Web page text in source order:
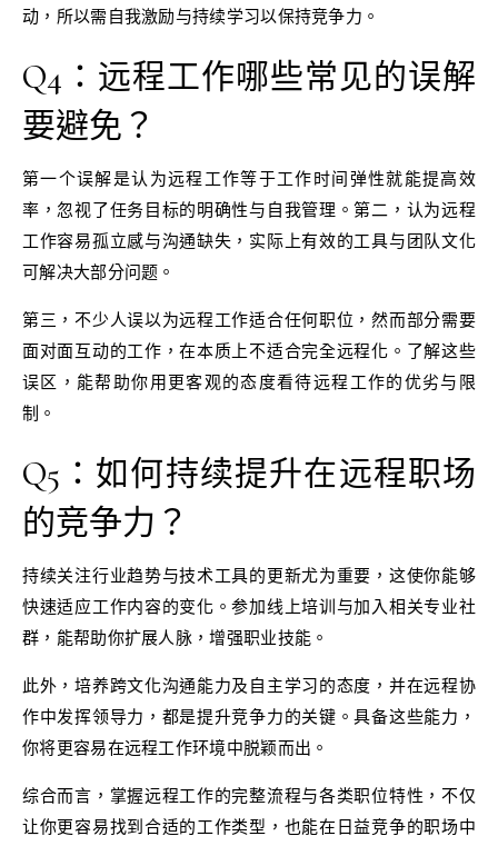
动，所以需自我激励与持续学习以保持竞争力。
Q4：远程工作哪些常见的误解
要避免？
第一个误解是认为远程工作等于工作时间弹性就能提高效
率，忽视了任务目标的明确性与自我管理。第二，认为远程
工作容易孤立感与沟通缺失，实际上有效的工具与团队文化
可解决大部分问题。
第三，不少人误以为远程工作适合任何职位，然而部分需要
面对面互动的工作，在本质上不适合完全远程化。了解这些
误区，能帮助你用更客观的态度看待远程工作的优劣与限
制。
Q5：如何持续提升在远程职场
的竞争力？
持续关注行业趋势与技术工具的更新尤为重要，这使你能够
快速适应工作内容的变化。参加线上培训与加入相关专业社
群，能帮助你扩展人脉，增强职业技能。
此外，培养跨文化沟通能力及自主学习的态度，并在远程协
作中发挥领导力，都是提升竞争力的关键。具备这些能力，
你将更容易在远程工作环境中脱颖而出。
综合而言，掌握远程工作的完整流程与各类职位特性，不仅
让你更容易找到合适的工作类型，也能在日益竞争的职场中